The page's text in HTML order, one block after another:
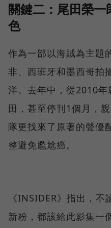
關鍵二：尾田榮一
色
作為一部以海賊為主題
非、西班牙和墨西哥拍
洋。去年中，從2010
田，甚至停刊1個月，
隊更找來了原著的聲優
整避免尷尬癌。
《INSIDER》指出，
新粉，都該給此影集一